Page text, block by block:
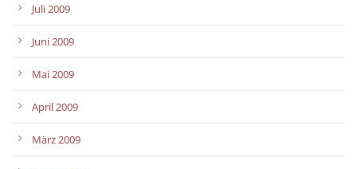
Juli 2009
Juni 2009
Mai 2009
April 2009
März 2009